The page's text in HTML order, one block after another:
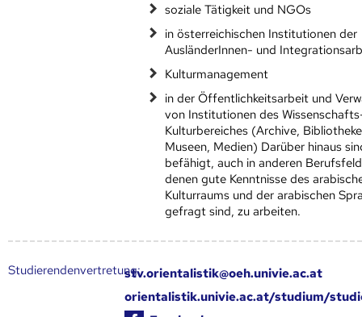
soziale Tätigkeit und NGOs
in österreichischen Institutionen der
AusländerInnen- und
Kulturmanagement
in der Öffentlichkeitsarbeit und
von Institutionen des
Kulturbereiches (Archive,
Museen, Medien) Darüber hinaus
befähigt, auch in anderen
denen gute Kenntnisse des
Kulturraums und der arabischen
gefragt sind, zu arbeiten.
Studierendenvertretung:stv.orientalistik@oeh.univie.ac.at
orientalistik.univie.ac.at/studium/